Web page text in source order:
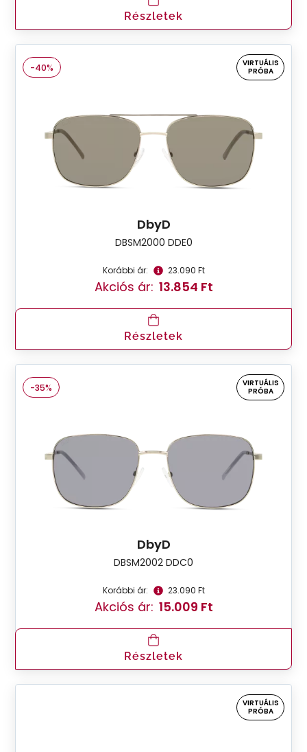
Részletek
-40%
VIRTUÁLIS
PRÓBA
DbyD
DBSM2000 DDE0
Korábbi ár: 23.090 Ft
Akciós ár: 13.854 Ft
Részletek
-35%
VIRTUÁLIS
PRÓBA
DbyD
DBSM2002 DDC0
Korábbi ár: 23.090 Ft
Akciós ár: 15.009 Ft
Részletek
VIRTUÁLIS
PRÓBA